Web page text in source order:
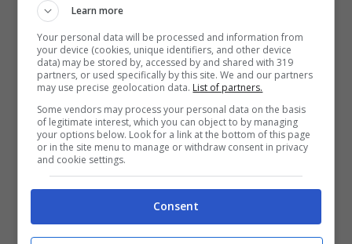
Iva Zanicchi (Ansa Foto)
In tanti si sono chiesti (e si chiedono
ancora) cosa sia successo realmente sia
sul palco che dietro le quinte tra le due. La
risposta arriva e sa proprio di sentenza:
assolutamente niente. A confermarlo
proprio la cantante che ci ha tenuto a
Learn more
Your personal data will be processed and information from
your device (cookies, unique identifiers, and other device
data) may be stored by, accessed by and shared with 319
partners, or used specifically by this site. We and our partners
may use precise geolocation data. List of partners.
Some vendors may process your personal data on the basis
of legitimate interest, which you can object to by managing
your options below. Look for a link at the bottom of this page
or in the site menu to manage or withdraw consent in privacy
and cookie settings.
Consent